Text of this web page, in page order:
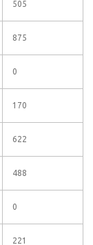
505
875
0
170
622
488
0
221